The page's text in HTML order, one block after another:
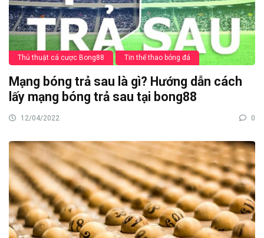
Thủ thuật cá cược Bong88 Tin thể thao bóng đá
Mạng bóng trả sau là gì? Hướng dẫn cách
lấy mạng bóng trả sau tại bong88
12/04/2022 0